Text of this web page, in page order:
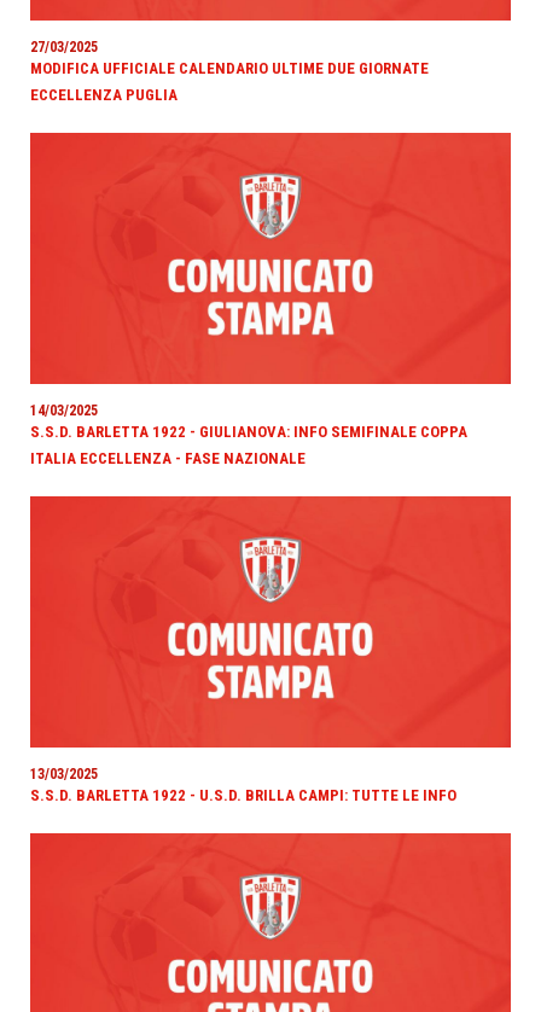
27/03/2025
MODIFICA UFFICIALE CALENDARIO ULTIME DUE GIORNATE
ECCELLENZA PUGLIA
14/03/2025
S.S.D. BARLETTA 1922 - GIULIANOVA: INFO SEMIFINALE COPPA
ITALIA ECCELLENZA - FASE NAZIONALE
13/03/2025
S.S.D. BARLETTA 1922 - U.S.D. BRILLA CAMPI: TUTTE LE INFO